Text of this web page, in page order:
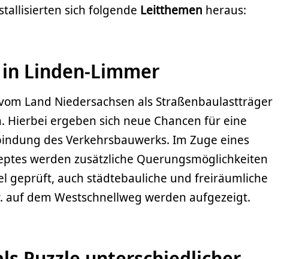
sich folgende Leitthemen heraus:
Linden-Limmer
Land Niedersachsen als Straßenbaulastträger
ergeben sich neue Chancen für eine
des Verkehrsbauwerks. Im Zuge eines
werden zusätzliche Querungsmöglichkeiten
geprüft, auch städtebauliche und freiräumliche
auf dem Westschnellweg werden aufgezeigt.